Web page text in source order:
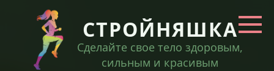
контенту
СТРОЙНЯШКА
Сделайте свое тело здоровым,
сильным и красивым